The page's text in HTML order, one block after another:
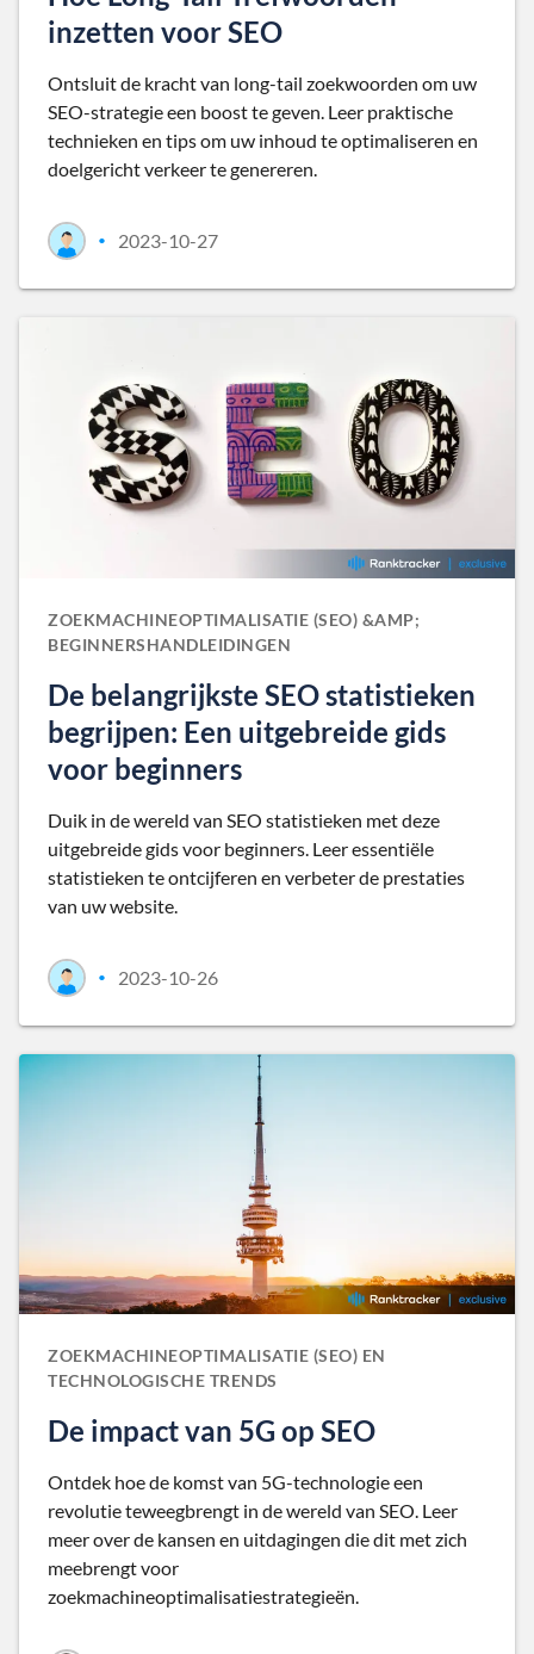
inzetten voor SEO
Ontsluit de kracht van long-tail zoekwoorden om uw
SEO-strategie een boost te geven. Leer praktische
technieken en tips om uw inhoud te optimaliseren en
doelgericht verkeer te genereren.
• 2023-10-27
ZOEKMACHINEOPTIMALISATIE (SEO) &AMP;
BEGINNERSHANDLEIDINGEN
De belangrijkste SEO statistieken
begrijpen: Een uitgebreide gids
voor beginners
Duik in de wereld van SEO statistieken met deze
uitgebreide gids voor beginners. Leer essentiële
statistieken te ontcijferen en verbeter de prestaties
van uw website.
• 2023-10-26
ZOEKMACHINEOPTIMALISATIE (SEO) EN
TECHNOLOGISCHE TRENDS
De impact van 5G op SEO
Ontdek hoe de komst van 5G-technologie een
revolutie teweegbrengt in de wereld van SEO. Leer
meer over de kansen en uitdagingen die dit met zich
meebrengt voor
zoekmachineoptimalisatiestrategieën.